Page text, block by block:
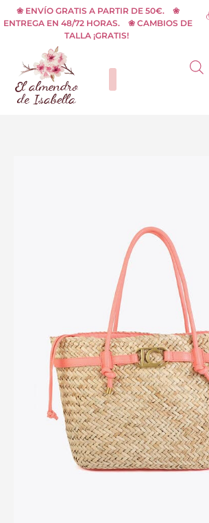
al
contenido
❀ ENVÍO GRATIS A PARTIR DE 50€. ❀
ENTREGA EN 48/72 HORAS. ❀ CAMBIOS DE
TALLA ¡GRATIS!